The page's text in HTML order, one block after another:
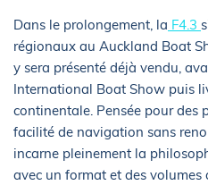
Dans le prolongement, la F4.3
régionaux au Auckland Boat
y sera présenté déjà vendu,
International Boat Show puis
continentale. Pensée pour des
facilité de navigation sans
incarne pleinement la
avec un format et des